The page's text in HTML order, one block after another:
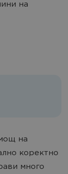
на
на
коректно
много